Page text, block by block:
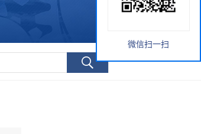
微信扫一扫